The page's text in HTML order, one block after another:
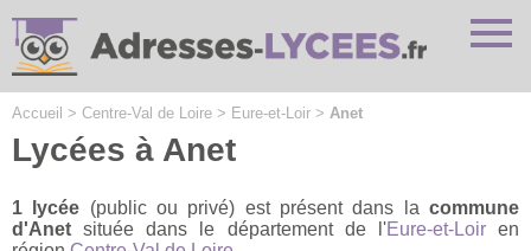
Accueil > Centre-Val de Loire > Eure-et-Loir > Anet
Lycées à Anet
1 lycée (public ou privé) est présent dans lacommune
d'Anet située dans le département de l'Eure-et-Loiren